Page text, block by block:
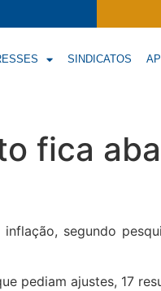
SINDICATOS
fica
segundo
pediam ajustes, 17